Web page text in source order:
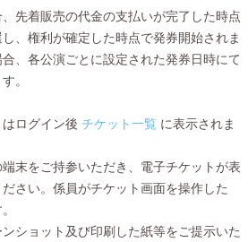
先着販売の代金の支払いが完了した時点
、権利が確定した時点で発券開始されま
、各公演ごとに設定された発券日時にて
。
ログイン後 チケット一覧 に表示されま
末をご持参いただき、電子チケットが表
さい。係員がチケット画面を操作した
ショット及び印刷した紙等をご提示いた